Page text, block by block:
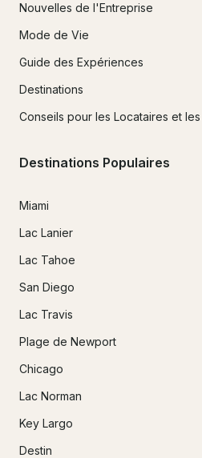
Nouvelles de l'Entreprise
Mode de Vie
Guide des Expériences
Destinations
Conseils pour les Locataires et
Destinations Populaires
Miami
Lac Lanier
Lac Tahoe
San Diego
Lac Travis
Plage de Newport
Chicago
Lac Norman
Key Largo
Destin